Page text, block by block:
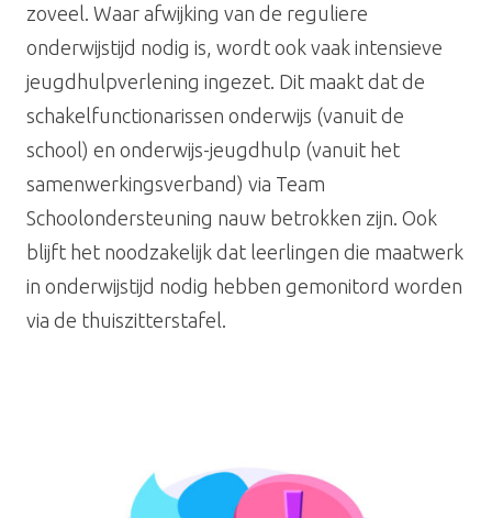
zoveel. Waar afwijking van de reguliere
onderwijstijd nodig is, wordt ook vaak intensieve
jeugdhulpverlening ingezet. Dit maakt dat de
schakelfunctionarissen onderwijs (vanuit de
school) en onderwijs-jeugdhulp (vanuit het
samenwerkingsverband) via Team
Schoolondersteuning nauw betrokken zijn. Ook
blijft het noodzakelijk dat leerlingen die maatwerk
in onderwijstijd nodig hebben gemonitord worden
via de thuiszitterstafel.